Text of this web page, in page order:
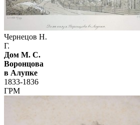
Чернецов Н.
Г.
Дом М. С.
Воронцова
в Алупке
1833-1836
ГРМ